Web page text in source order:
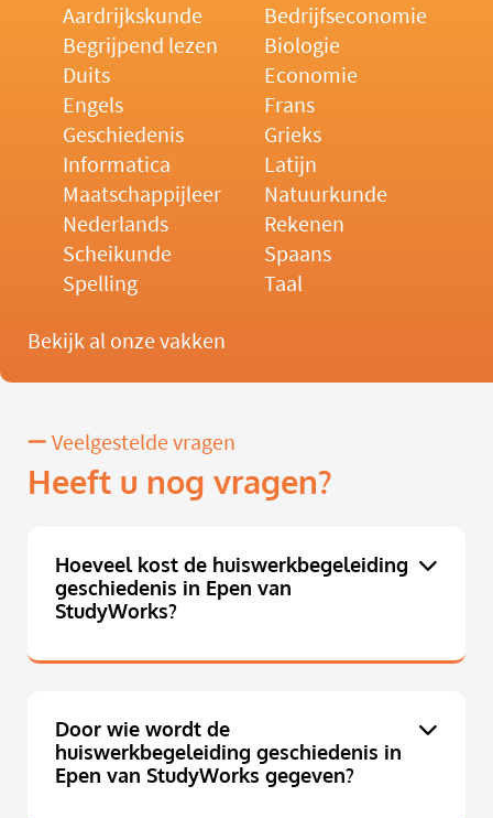
Aardrijkskunde
Bedrijfseconomie
Begrijpend lezen
Biologie
Duits
Economie
Engels
Frans
Geschiedenis
Grieks
Informatica
Latijn
Maatschappijleer
Natuurkunde
Nederlands
Rekenen
Scheikunde
Spaans
Spelling
Taal
Bekijk al onze vakken
Veelgestelde vragen
Heeft u nog vragen?
Hoeveel kost de huiswerkbegeleiding
geschiedenis in Epen van
StudyWorks?
Door wie wordt de
huiswerkbegeleiding geschiedenis in
Epen van StudyWorks gegeven?